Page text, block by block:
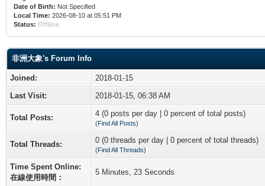
Date of Birth: Not Specified
Local Time: 2026-08-10 at 05:51 PM
Status: Offline
非洲大象's Forum Info
Joined:
2018-01-15
Last Visit:
2018-01-15, 06:38 AM
Total Posts: 4 (0 posts per day | 0 percent of total posts)
(Find All Posts)
Total Threads: 0 (0 threads per day | 0 percent of total threads)
(Find All Threads)
Time Spent Online:
在線使用時間：
5 Minutes, 23 Seconds